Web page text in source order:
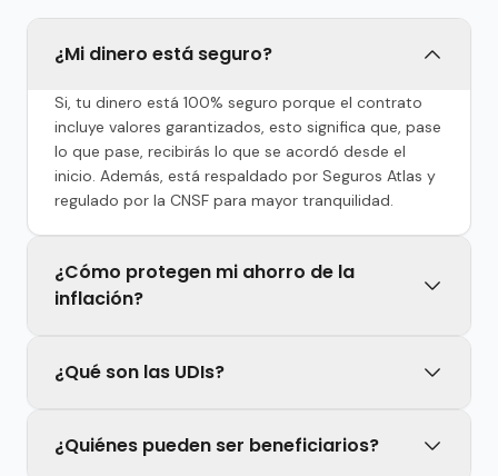
¿Mi dinero está seguro?
Si, tu dinero está 100% seguro porque el contrato
incluye valores garantizados, esto significa que, pase
lo que pase, recibirás lo que se acordó desde el
inicio. Además, está respaldado por Seguros Atlas y
regulado por la CNSF para mayor tranquilidad.
¿Cómo protegen mi ahorro de la
inflación?
¿Qué son las UDIs?
¿Quiénes pueden ser beneficiarios?